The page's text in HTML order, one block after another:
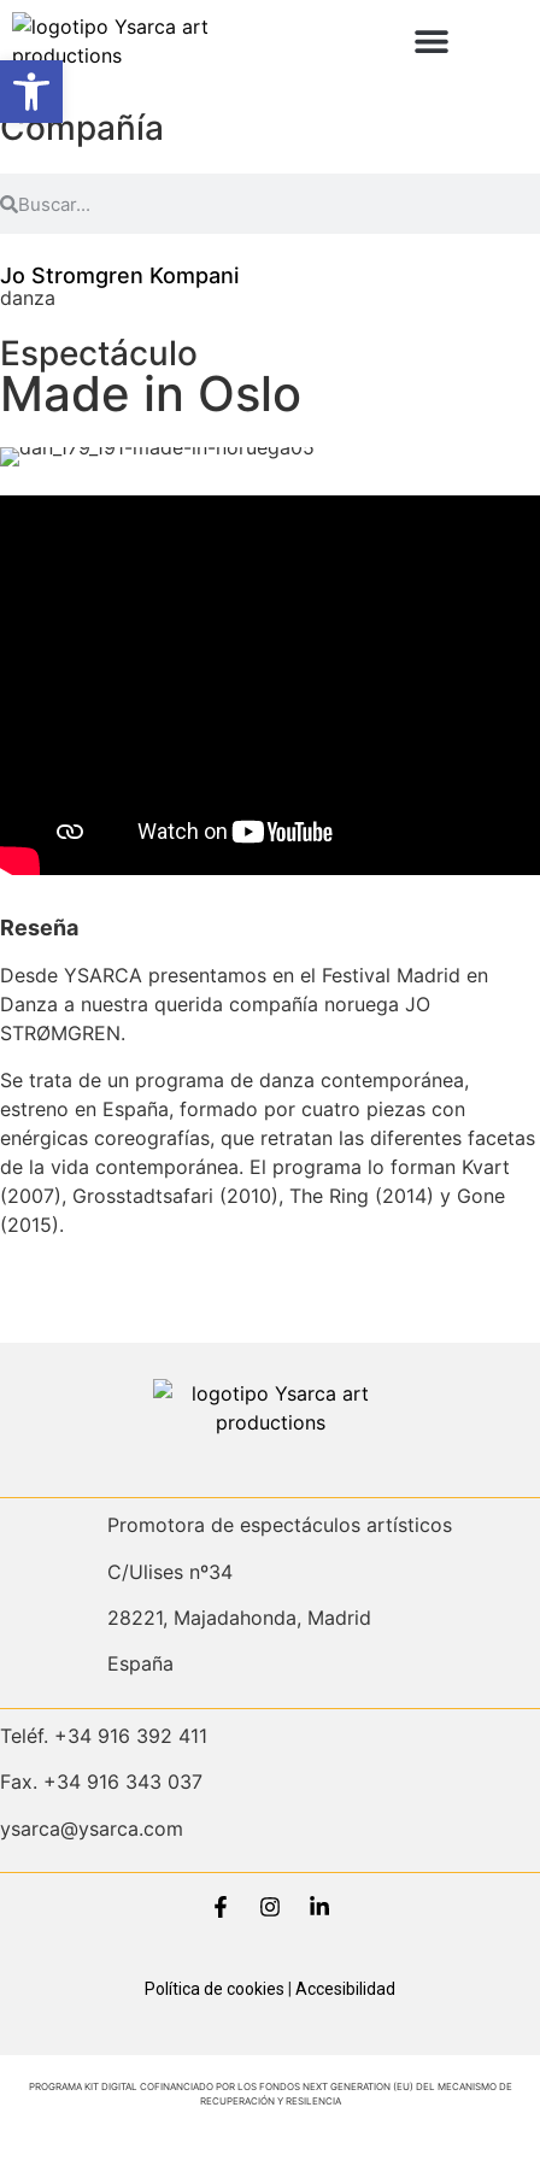
Compañía
Jo Stromgren Kompani
danza
Espectáculo
Made in Oslo
Reseña
Desde YSARCA presentamos en el Festival Madrid en
Danza a nuestra querida compañía noruega JO
STRØMGREN.
Se trata de un programa de danza contemporánea,
estreno en España, formado por cuatro piezas con
enérgicas coreografías, que retratan las diferentes facetas
de la vida contemporánea. El programa lo forman Kvart
(2007), Grosstadtsafari (2010), The Ring (2014) y Gone
(2015).
Promotora de espectáculos artísticos
C/Ulises nº34
28221, Majadahonda, Madrid
España
Teléf. +34 916 392 411
Fax. +34 916 343 037
ysarca@ysarca.com
Política de cookies Accesibilidad
PROGRAMA KIT DIGITAL COFINANCIADO POR LOS FONDOS NEXT GENERATION (EU) DEL MECANISMO DE
RECUPERACIÓN Y RESILENCIA
Abrir barra de herramientas